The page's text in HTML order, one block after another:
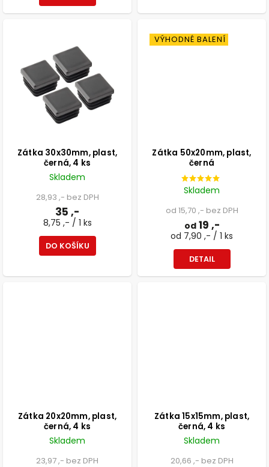
Zátka 30x30mm, plast,
černá, 4 ks
Skladem
28,93 ,- bez DPH
35 ,-
8,75 ,- / 1 ks
DO KOŠÍKU
VÝHODNÉ BALENÍ
Zátka 50x20mm, plast,
černá
Skladem
od 15,70 ,- bez DPH
od19 ,-
od 7,90 ,- / 1 ks
DETAIL
Zátka 20x20mm, plast,
černá, 4 ks
Skladem
23,97 ,- bez DPH
Zátka 15x15mm, plast,
černá, 4 ks
Skladem
20,66 ,- bez DPH